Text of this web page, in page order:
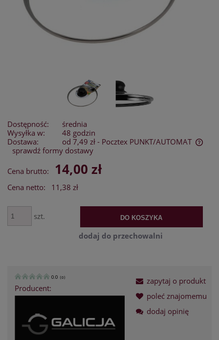
Dostępność:
średnia
Wysyłka w:
48 godzin
Dostawa:
od 7,49 zł - Pocztex PUNKT/AUTOMAT
Cena nie zawiera ewentualnych kosztów płatności
sprawdź formy dostawy
Cena brutto: 14,00 zł
Cena netto: 11,38 zł
szt. DO KOSZYKA
dodaj do przechowalni
0.0 (0)
Producent:
zapytaj o produkt
poleć znajomemu
dodaj opinię